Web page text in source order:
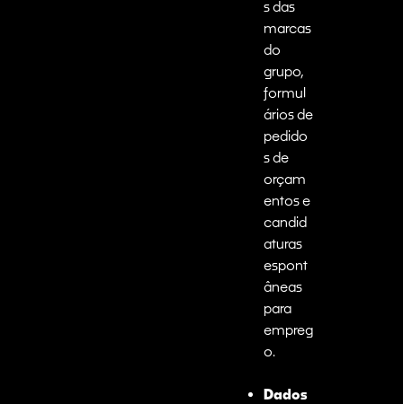
s das
marcas
do
grupo,
formul
ários de
pedido
s de
orçam
entos e
candid
aturas
espont
âneas
para
empreg
o.
Dados